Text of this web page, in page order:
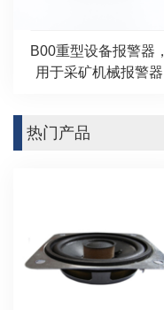
B00重型设备报警器，
用于采矿机械报警器
热门产品